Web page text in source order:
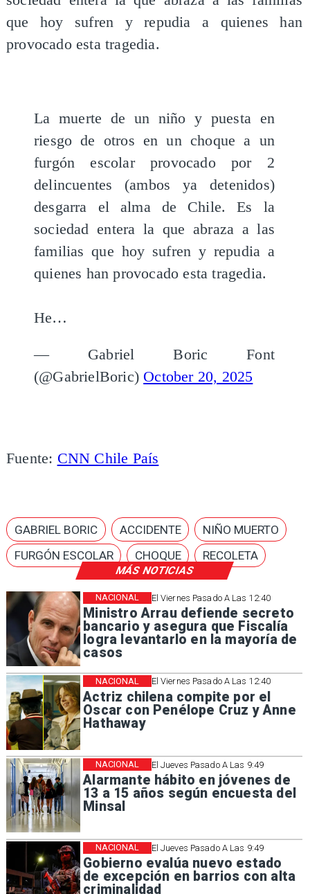
MÁS NOTICIAS
El Viernes Pasado A Las 12:40
Ministro Arrau defiende secreto
bancario y asegura que Fiscalía
logra levantarlo en la mayoría de
casos
NACIONAL
El Viernes Pasado A Las 12:40
Actriz chilena compite por el
Oscar con Penélope Cruz y Anne
Hathaway
NACIONAL
El Jueves Pasado A Las 9:49
Alarmante hábito en jóvenes de
13 a 15 años según encuesta del
Minsal
NACIONAL
El Jueves Pasado A Las 9:49
Gobierno evalúa nuevo estado
de excepción en barrios con alta
criminalidad
NACIONAL
que hoy sufren y repudia a quienes han
provocado esta tragedia.
La muerte de un niño y puesta en
riesgo de otros en un choque a un
furgón escolar provocado por 2
delincuentes (ambos ya detenidos)
desgarra el alma de Chile. Es la
sociedad entera la que abraza a las
familias que hoy sufren y repudia a
quienes han provocado esta tragedia.
He…
— Gabriel Boric Font
(@GabrielBoric) October 20, 2025
Fuente: CNN Chile País
GABRIEL BORIC ACCIDENTE
NIÑO MUERTO
FURGÓN ESCOLAR
CHOQUE RECOLETA